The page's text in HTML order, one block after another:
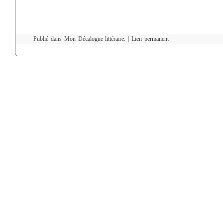
Publié dans Mon Décalogue littéraire. |Lien permanent